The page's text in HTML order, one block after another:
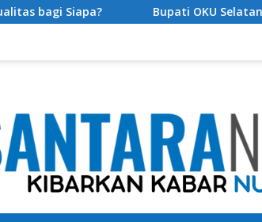
Bupati OKU Selatan Resmi Buka